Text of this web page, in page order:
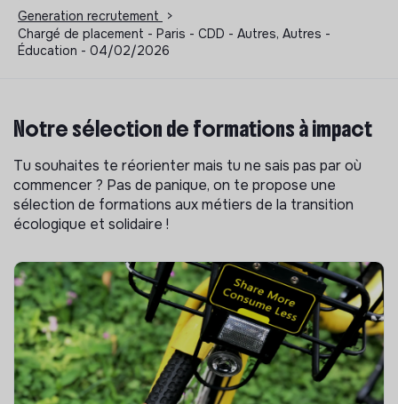
Generation recrutement
>
Chargé de placement - Paris - CDD - Autres, Autres -
Éducation - 04/02/2026
Notre sélection de formations à impact
Tu souhaites te réorienter mais tu ne sais pas par où
commencer ? Pas de panique, on te propose une
sélection de formations aux métiers de la transition
écologique et solidaire !